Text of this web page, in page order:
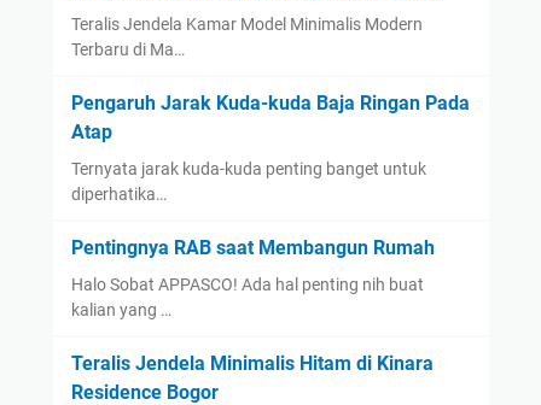
Teralis Jendela Kamar Model Minimalis Modern
Terbaru di Ma…
Pengaruh Jarak Kuda-kuda Baja Ringan Pada
Atap
Ternyata jarak kuda-kuda penting banget untuk
diperhatika…
Pentingnya RAB saat Membangun Rumah
Halo Sobat APPASCO! Ada hal penting nih buat
kalian yang …
Teralis Jendela Minimalis Hitam di Kinara
Residence Bogor